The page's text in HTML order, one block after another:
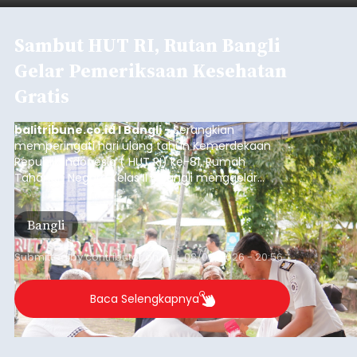
Sambut HUT RI, Rutan Bangli
Gelar Pemeriksaan Kesehatan
Gratis
balitribune.co.id I Bangli -Serangkian
memperingati hari ulang tahun Kemerdekaan
Republik Indonesia ( HUT RI) ke-81, Rumah
Tahanan Negara Kelas II B Bangli menggelar
kegiatan pemeriksaan kesehatan gratis, Rabu
(6/8/2026).
Bangli
Submitted bycontributor Thu, 08/06/2026 - 20:56
Baca Selengkapnya